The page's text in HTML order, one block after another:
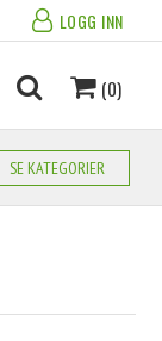
LOGG INN
(0)
SE KATEGORIER